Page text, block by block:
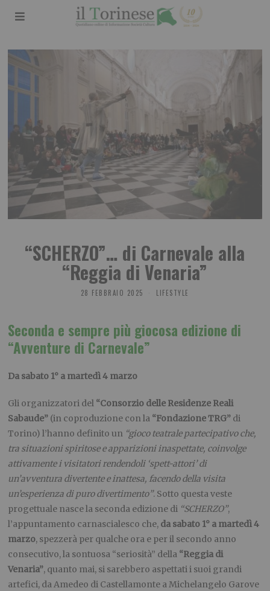
“SCHERZO”… di Carnevale alla
“Reggia di Venaria”
28 FEBBRAIO 2025 LIFESTYLE
Seconda e sempre più giocosa edizione di
“Avventure di Carnevale”
Da sabato 1° a martedì 4 marzo
Gli organizzatori del “Consorzio delle Residenze Reali
Sabaude” (in coproduzione con la “Fondazione TRG” di
Torino) l’hanno definito un “gioco teatrale partecipativo che,
tra situazioni spiritose e apparizioni inaspettate, coinvolge
attivamente i visitatori rendendoli ‘spett-attori’ di
un’avventura divertente e inattesa, facendo della visita
un’esperienza di puro divertimento”. Sotto questa veste
progettuale nasce la seconda edizione di “SCHERZO”,
l’appuntamento carnascialesco che, da sabato 1° a martedì 4
marzo, spezzerà per qualche ora e per il secondo anno
consecutivo, la sontuosa “seriosità” della “Reggia di
Venaria”, quanto mai, si sarebbero aspettati i suoi grandi
artefici, da Amedeo di Castellamonte a Michelangelo Garove